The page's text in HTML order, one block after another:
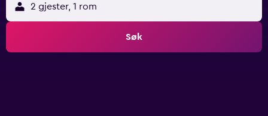
2 gjester, 1 rom
Søk